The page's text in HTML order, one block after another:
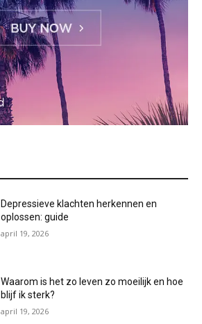
Depressieve klachten herkennen en
oplossen: guide
april 19, 2026
Waarom is het zo leven zo moeilijk en hoe
blijf ik sterk?
april 19, 2026